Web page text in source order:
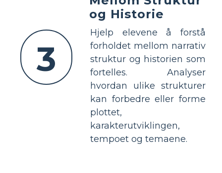
3
og Historie
Hjelp elevene å forstå
forholdet mellom narrativ
struktur og historien som
fortelles. Analyser
hvordan ulike strukturer
kan forbedre eller forme
plottet,
karakterutviklingen,
tempoet og temaene.